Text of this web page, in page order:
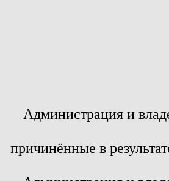
Администрация и
причинённые в